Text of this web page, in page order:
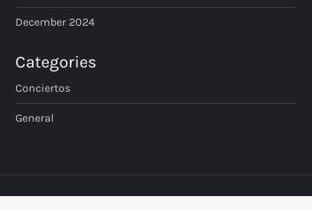
December 2024
Categories
Conciertos
General